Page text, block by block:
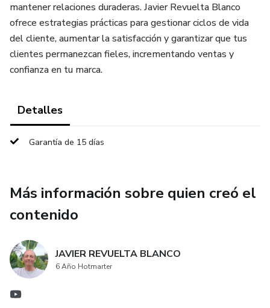
mantener relaciones duraderas. Javier Revuelta Blanco
ofrece estrategias prácticas para gestionar ciclos de vida
del cliente, aumentar la satisfacción y garantizar que tus
clientes permanezcan fieles, incrementando ventas y
confianza en tu marca.
Detalles
Garantía de 15 días
Más información sobre quien creó el
contenido
JAVIER REVUELTA BLANCO
6 Año Hotmarter